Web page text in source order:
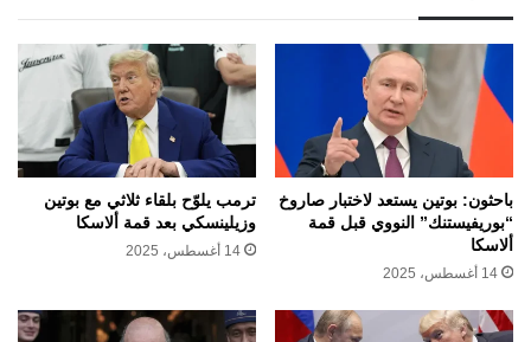
باحثون: بوتين يستعد لاختبار صاروخ
“بوريفيستنك” النووي قبل قمة
ألاسكا
14 أغسطس، 2025
ترمب يلوّح بلقاء ثلاثي مع بوتين
وزيلينسكي بعد قمة ألاسكا
14 أغسطس، 2025